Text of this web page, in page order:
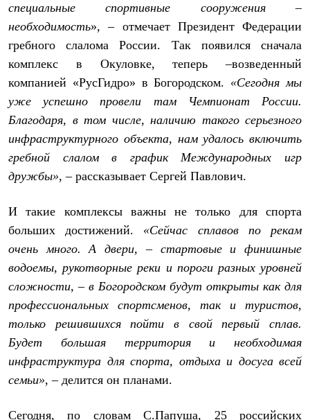
специальные спортивные сооружения –
необходимость», – отмечает Президент Федерации
гребного слалома России. Так появился сначала
комплекс в Окуловке, теперь –возведенный
компанией «РусГидро» в Богородском. «Сегодня мы
уже успешно провели там Чемпионат России.
Благодаря, в том числе, наличию такого серьезного
инфраструктурного объекта, нам удалось включить
гребной слалом в график Международных игр
дружбы», – рассказывает Сергей Павлович.
И такие комплексы важны не только для спорта
больших достижений. «Сейчас сплавов по рекам
очень много. А двери, – стартовые и финишные
водоемы, рукотворные реки и пороги разных уровней
сложности, – в Богородском будут открыты как для
профессиональных спортсменов, так и туристов,
только решившихся пойти в свой первый сплав.
Будет большая территория и необходимая
инфраструктура для спорта, отдыха и досуга всей
семьи», – делится он планами.
Сегодня, по словам С.Папуша, 25 российских